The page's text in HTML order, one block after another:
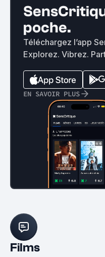
poche.
Téléchargez l’app
Explorez. Vibrez.
EN SAVOIR PLUS
Films